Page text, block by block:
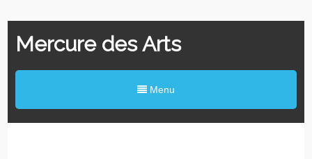
Mercure des Arts
Menu